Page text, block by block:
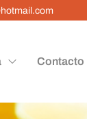
Contacto